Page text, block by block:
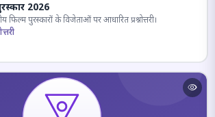
2026
फिल्म पुरस्कारों के विजेताओं पर आधारित प्रश्नोत्तरी।